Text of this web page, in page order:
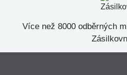
Více než 8000 odběrných